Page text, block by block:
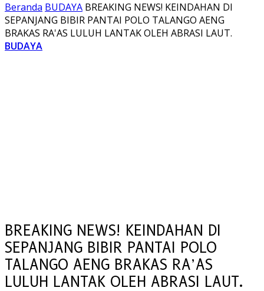
Beranda BUDAYA BREAKING NEWS! KEINDAHAN DI
SEPANJANG BIBIR PANTAI POLO TALANGO AENG
BRAKAS RA'AS LULUH LANTAK OLEH ABRASI LAUT.
BUDAYA
BREAKING NEWS! KEINDAHAN DI
SEPANJANG BIBIR PANTAI POLO
TALANGO AENG BRAKAS RA’AS
LULUH LANTAK OLEH ABRASI LAUT.